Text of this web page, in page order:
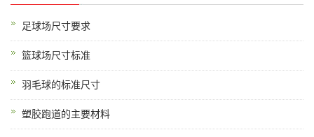
足球场尺寸要求
篮球场尺寸标准
羽毛球的标准尺寸
塑胶跑道的主要材料